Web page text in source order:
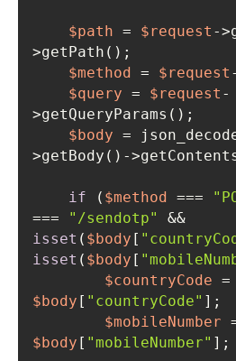
$path = $request -
$method
= $request
$query = $request -
$body =
>getBody()-
if ( $method ===
===
"/sendotp"
&&
isset ( $body [
isset ( $body [
$countryCode
$body [ "countryCode"
$mobileNumber
$body [ "mobileNumber"